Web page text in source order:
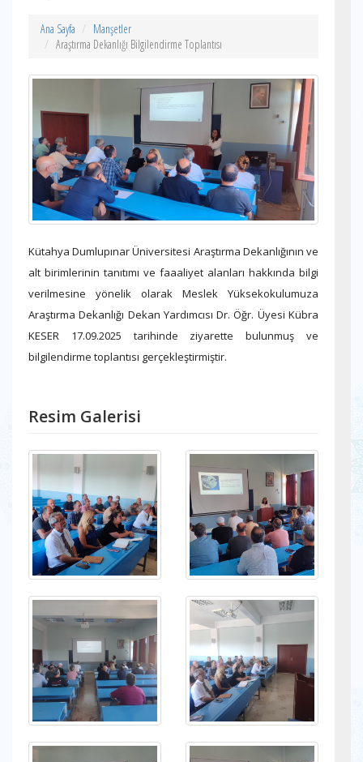
Ana Sayfa
Manşetler
Araştırma Dekanlığı Bilgilendirme Toplantısı
Kütahya Dumlupınar Üniversitesi Araştırma Dekanlığının ve
alt birimlerinin tanıtımı ve faaaliyet alanları hakkında bilgi
verilmesine yönelik olarak Meslek Yüksekokulumuza
Araştırma Dekanlığı Dekan Yardımcısı Dr. Öğr. Üyesi Kübra
KESER 17.09.2025 tarihinde ziyarette bulunmuş ve
bilgilendirme toplantısı gerçekleştirmiştir.
Resim Galerisi